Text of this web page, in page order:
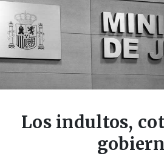
Los indultos,